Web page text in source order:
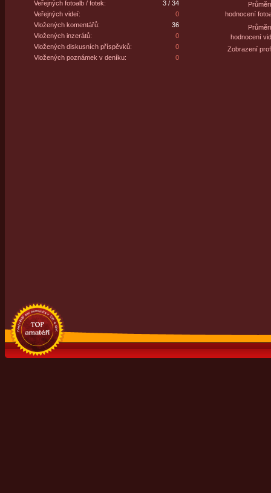
Veřejných fotoalb / fotek:
3 / 34
Veřejných videí:
0
Vložených komentářů:
36
Vložených inzerátů:
0
Vložených diskusních příspěvků:
0
Vložených poznámek v deníku:
0
hodnocení
hodnocení
Zobrazení